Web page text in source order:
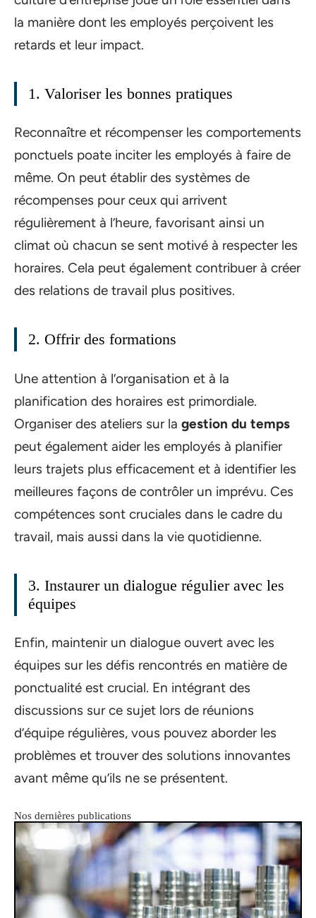
la manière dont les employés perçoivent les
retards et leur impact.
1. Valoriser les bonnes pratiques
Reconnaître et récompenser les comportements
ponctuels poate inciter les employés à faire de
même. On peut établir des systèmes de
récompenses pour ceux qui arrivent
régulièrement à l’heure, favorisant ainsi un
climat où chacun se sent motivé à respecter les
horaires. Cela peut également contribuer à créer
des relations de travail plus positives.
2. Offrir des formations
Une attention à l’organisation et à la
planification des horaires est primordiale.
Organiser des ateliers sur la gestion du temps
peut également aider les employés à planifier
leurs trajets plus efficacement et à identifier les
meilleures façons de contrôler un imprévu. Ces
compétences sont cruciales dans le cadre du
travail, mais aussi dans la vie quotidienne.
3. Instaurer un dialogue régulier avec les
équipes
Enfin, maintenir un dialogue ouvert avec les
équipes sur les défis rencontrés en matière de
ponctualité est crucial. En intégrant des
discussions sur ce sujet lors de réunions
d’équipe régulières, vous pouvez aborder les
problèmes et trouver des solutions innovantes
avant même qu’ils ne se présentent.
Nos dernières publications